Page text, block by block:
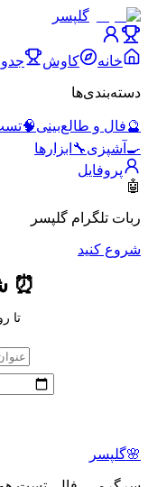
گلپسر
خانه کاوش
دسته‌بندی‌ها
🔮فال و طالع‌بینی🧠
🍳 آشپزی🔧 ابزارها
پروفایل
🤖
ربات تلگرام گلپسر
شروع کنید
⏰
تا
🌸گلپسر